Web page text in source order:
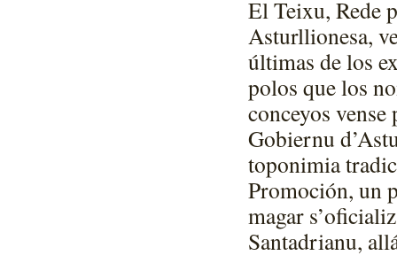
El Teixu, Rede
Asturllionesa,
últimas de los
polos que los
conceyos
Gobiernu
toponimia
Promoción, un
magar
Santadrianu,